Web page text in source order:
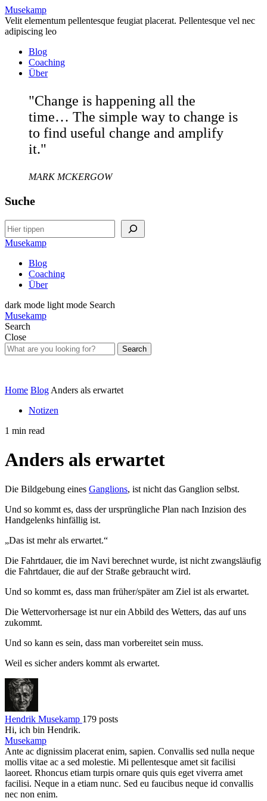
Musekamp
Velit elementum pellentesque feugiat placerat. Pellentesque vel nec
adipiscing leo
Blog
Coaching
Über
"Change is happening all the
time… The simple way to change is
to find useful change and amplify
it."
MARK MCKERGOW
Suche
Search
Musekamp
Blog
Coaching
Über
dark mode light mode Search
Musekamp
Search
Close
Search
Home Blog Anders als erwartet
Notizen
1 min read
Anders als erwartet
Die Bildgebung eines Ganglions, ist nicht das Ganglion selbst.
Und so kommt es, dass der ursprüngliche Plan nach Inzision des
Handgelenks hinfällig ist.
„Das ist mehr als erwartet.“
Die Fahrtdauer, die im Navi berechnet wurde, ist nicht zwangsläufig
die Fahrtdauer, die auf der Straße gebraucht wird.
Und so kommt es, dass man früher/später am Ziel ist als erwartet.
Die Wettervorhersage ist nur ein Abbild des Wetters, das auf uns
zukommt.
Und so kann es sein, dass man vorbereitet sein muss.
Weil es sicher anders kommt als erwartet.
Hendrik Musekamp 179 posts
Hi, ich bin Hendrik.
Musekamp
Ante ac dignissim placerat enim, sapien. Convallis sed nulla neque
mollis vitae ac a sed molestie. Mi pellentesque amet sit facilisi
laoreet. Rhoncus etiam turpis ornare quis quis eget viverra amet
facilisi. Neque in a etiam nunc. Sed eu faucibus neque id convallis
nec non enim.